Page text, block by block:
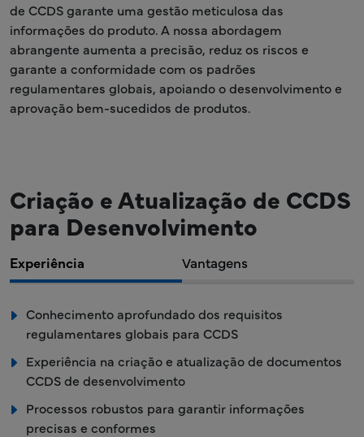
de CCDS garante uma gestão meticulosa das
informações do produto. A nossa abordagem
abrangente aumenta a precisão, reduz os riscos e
garante a conformidade com os padrões
regulamentares globais, apoiando o desenvolvimento e
aprovação bem-sucedidos de produtos.
Criação e Atualização de CCDS
para Desenvolvimento
Experiência Vantagens
Conhecimento aprofundado dos requisitos
regulamentares globais para CCDS
Experiência na criação e atualização de documentos
CCDS de desenvolvimento
Processos robustos para garantir informações
precisas e conformes